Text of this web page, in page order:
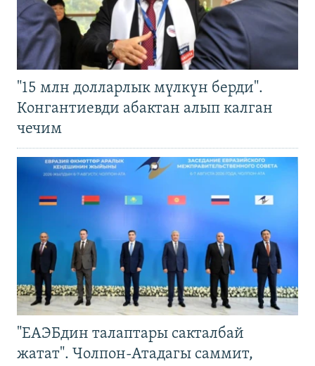
"15 млн долларлык мүлкүн берди".
Конгантиевди абактан алып калган
чечим
"ЕАЭБдин талаптары сакталбай
жатат". Чолпон-Атадагы саммит,